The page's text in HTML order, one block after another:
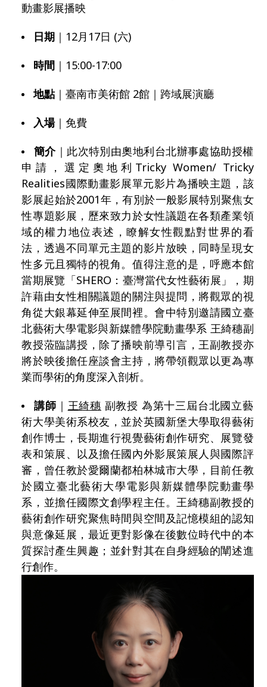
動畫影展播映
日期 ｜12月17日 (六)
時間 ｜15:00-17:00
地點｜臺南市美術館 2館｜跨域展演廳
入場｜免費
簡介｜此次特別由奧地利台北辦事處協助授權
申請，選定奧地利Tricky Women/ Tricky
Realities國際動畫影展單元影片為播映主題，該
影展起始於2001年，有別於一般影展特別聚焦女
性專題影展，歷來致力於女性議題在各類產業領
域的權力地位表述，瞭解女性觀點對世界的看
法，透過不同單元主題的影片放映，同時呈現女
性多元且獨特的視角。值得注意的是，呼應本館
當期展覽「SHERO：臺灣當代女性藝術展」，期
許藉由女性相關議題的關注與提問，將觀眾的視
角從大銀幕延伸至展間裡。會中特別邀請國立臺
北藝術大學電影與新媒體學院動畫學系 王綺穗副
教授蒞臨講授，除了播映前導引言，王副教授亦
將於映後擔任座談會主持，將帶領觀眾以更為專
業而學術的角度深入剖析。
講師 ｜ 王綺穗 副教授 為第十三屆台北國立藝
術大學美術系校友，並於英國新堡大學取得藝術
創作博士，長期進行視覺藝術創作研究、展覽發
表和策展、以及擔任國內外影展策展人與國際評
審，曾任教於愛爾蘭都柏林城市大學，目前任教
於國立臺北藝術大學電影與新媒體學院動畫學
系 ，並擔任國際文創學程主任。王綺穗副教授的
藝術創作研究聚焦時間與空間及記憶模組的認知
與意像延展，最近更對影像在後數位時代中的本
質探討產生興趣；並針對其在自身經驗的闡述進
行創作。